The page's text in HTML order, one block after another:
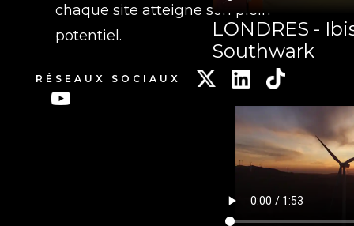
chaque site atteigne son plein
potentiel.
RÉSEAUX SOCIAUX
LONDRES -
Southwark